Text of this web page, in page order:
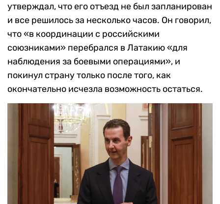
утверждал, что его отъезд не был запланирован
и все решилось за несколько часов. Он говорил,
что «в координации с российскими
союзниками» перебрался в Латакию «для
наблюдения за боевыми операциями», и
покинул страну только после того, как
окончательно исчезла возможность остаться.